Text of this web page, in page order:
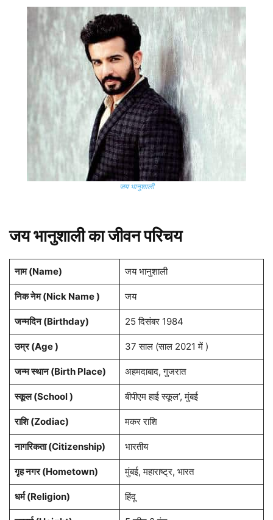
जय भानुशाली
जय भानुशाली का जीवन परिचय
नाम (Name) जय भानुशाली
निक नेम (Nick Name ) जय
जन्मदिन (Birthday) 25 दिसंबर 1984
उम्र (Age ) 37 साल (साल 2021 में )
जन्म स्थान (Birth Place) अहमदाबाद, गुजरात
स्कूल (School ) बीपीएम हाई स्कूल’, मुंबई
राशि(Zodiac) मकर राशि
नागरिकता(Citizenship) भारतीय
गृह नगर(Hometown) मुंबई, महाराष्ट्र, भारत
धर्म (Religion) हिंदू